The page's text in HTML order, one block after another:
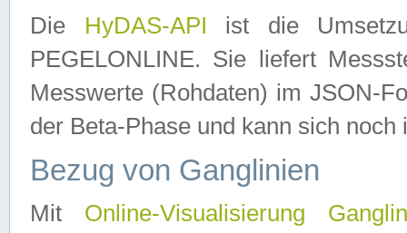
Die HyDAS-API ist die
PEGELONLINE. Sie liefert
Messwerte (Rohdaten) im JSON-
der Beta-Phase und kann sich noch
Bezug von Ganglinien
Mit Online-Visualisierung